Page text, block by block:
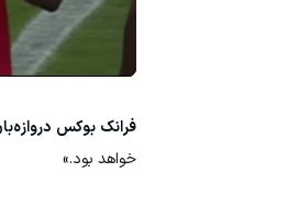
فرانک بوکس
خواهد بود.»